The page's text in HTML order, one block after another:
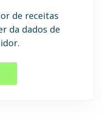
de receitas
da dados de